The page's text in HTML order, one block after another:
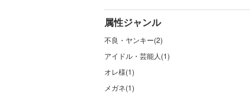
属性ジャンル
不良・ヤンキー(2)
アイドル・芸能人(1)
オレ様(1)
メガネ(1)